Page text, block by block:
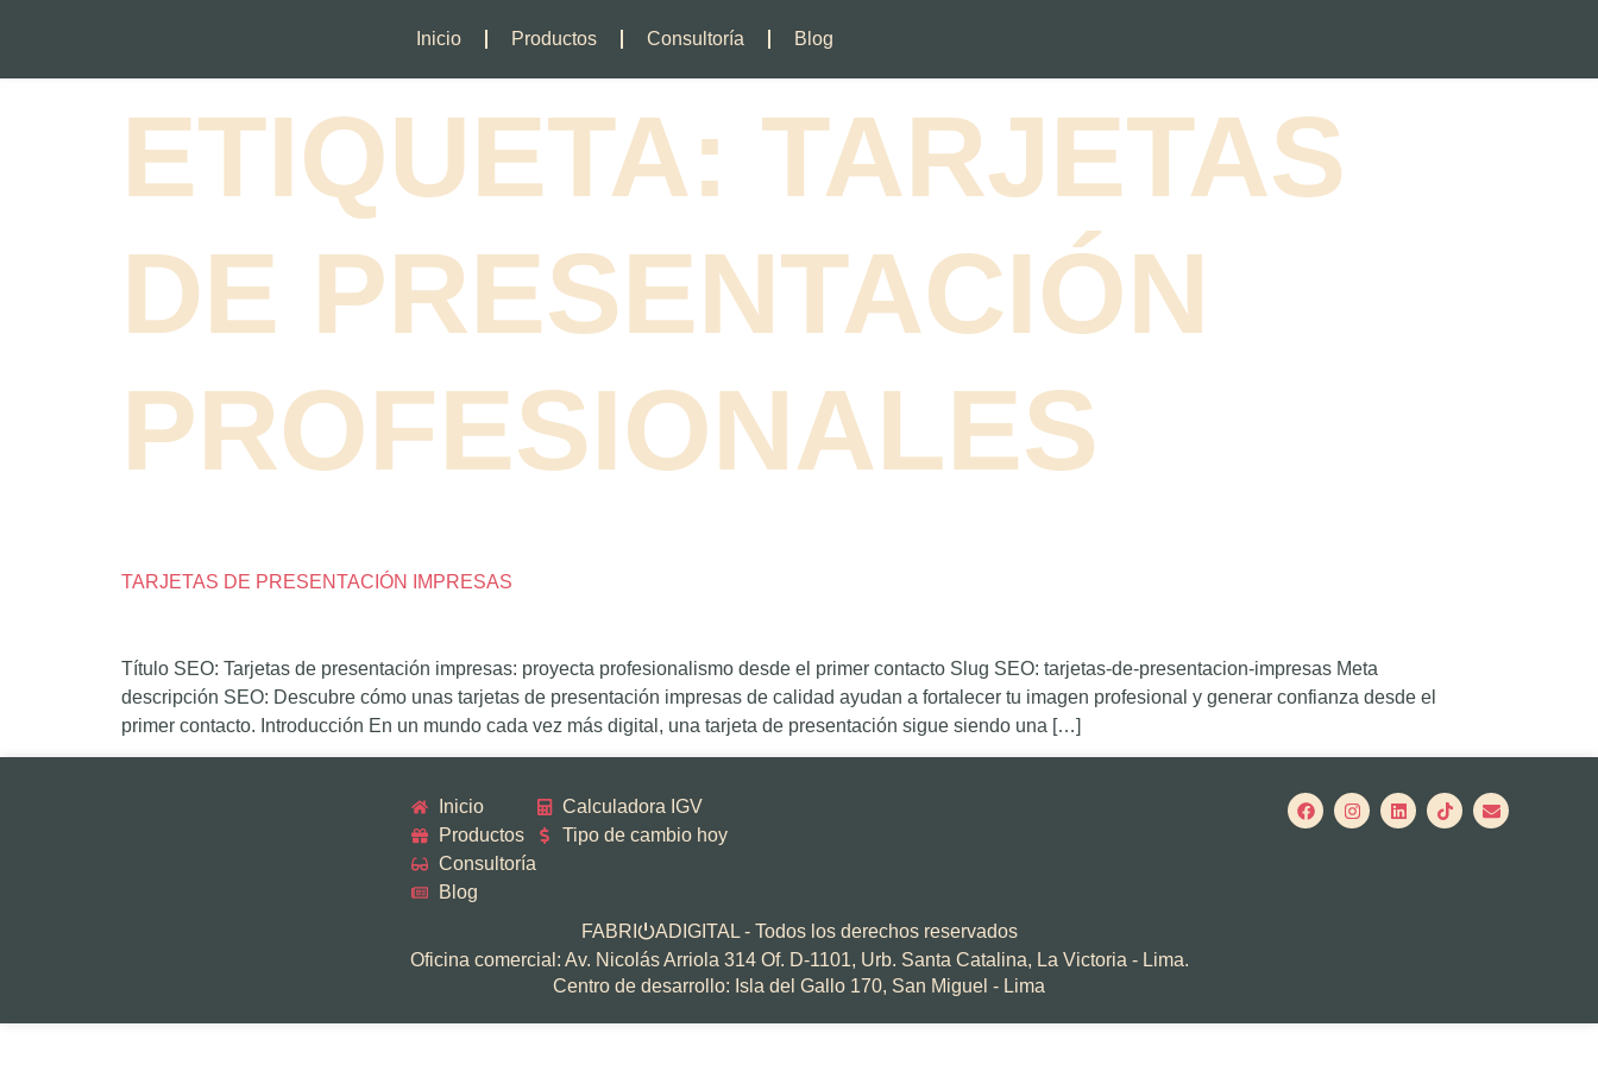
Inicio Productos Consultoría Blog
ETIQUETA: TARJETAS
DE PRESENTACIÓN
PROFESIONALES
TARJETAS DE PRESENTACIÓN IMPRESAS
Título SEO: Tarjetas de presentación impresas: proyecta profesionalismo desde el primer contacto Slug SEO: tarjetas-de-presentacion-impresas Meta
descripción SEO: Descubre cómo unas tarjetas de presentación impresas de calidad ayudan a fortalecer tu imagen profesional y generar confianza desde el
primer contacto. Introducción En un mundo cada vez más digital, una tarjeta de presentación sigue siendo una […]
Inicio
Productos
Consultoría
Blog
Calculadora IGV
Tipo de cambio hoy
FABRI ⏻ADIGITAL - Todos los derechos reservados
Oficina comercial: Av. Nicolás Arriola 314 Of. D-1101, Urb. Santa Catalina, La Victoria - Lima.
Centro de desarrollo: Isla del Gallo 170, San Miguel - Lima